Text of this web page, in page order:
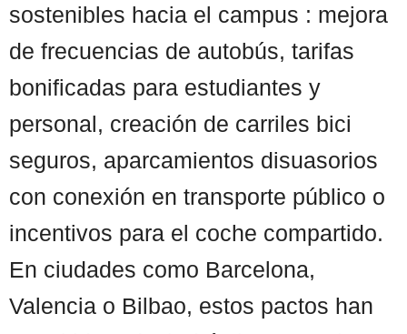
sostenibles hacia el campus : mejora
de frecuencias de autobús, tarifas
bonificadas para estudiantes y
personal, creación de carriles bici
seguros, aparcamientos disuasorios
con conexión en transporte público o
incentivos para el coche compartido.
En ciudades como Barcelona,
Valencia o Bilbao, estos pactos han